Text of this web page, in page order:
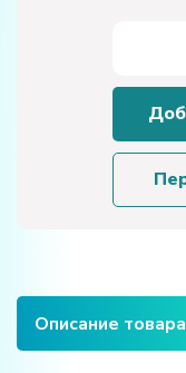
Описание товара